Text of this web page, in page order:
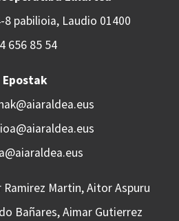
pabilioia, Laudio 01400
656 85 54
Epostak
Martin, Aitor Aspuru
Bañares, Aimar Gutierrez